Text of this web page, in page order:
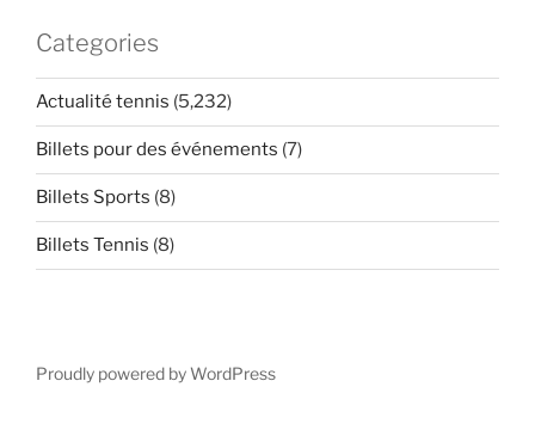
Categories
Actualité tennis (5,232)
Billets pour des événements (7)
Billets Sports (8)
Billets Tennis (8)
Proudly powered by WordPress